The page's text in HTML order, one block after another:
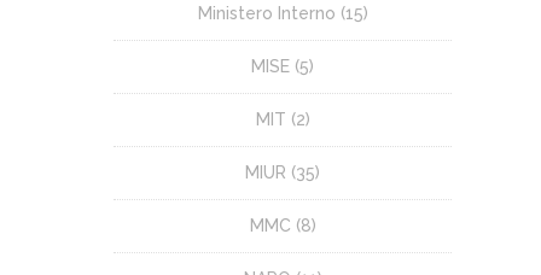
Ministero Interno (15)
MISE (5)
MIT (2)
MIUR (35)
MMC (8)